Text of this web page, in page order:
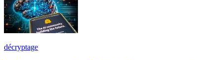
décryptage